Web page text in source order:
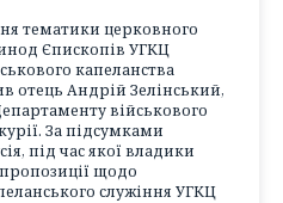
тематики церковного
Єпископів УГКЦ
капеланства
отець Андрій Зелінський,
військового
За підсумками
під час якої владики
щодо
служіння УГКЦ